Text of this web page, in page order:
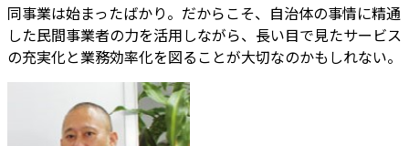
同事業は始まったばかり。だからこそ、自治体の事情に精通
した民間事業者の力を活用しながら、長い目で見たサービス
の充実化と業務効率化を図ることが大切なのかもしれない。